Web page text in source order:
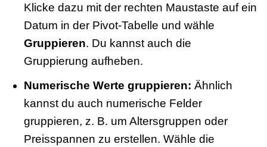
Klicke dazu mit der rechten Maustaste auf ein
Datum in der Pivot-Tabelle und wähle
Gruppieren. Du kannst auch die
Gruppierung aufheben.
Numerische Werte gruppieren: Ähnlich
kannst du auch numerische Felder
gruppieren, z. B. um Altersgruppen oder
Preisspannen zu erstellen. Wähle die